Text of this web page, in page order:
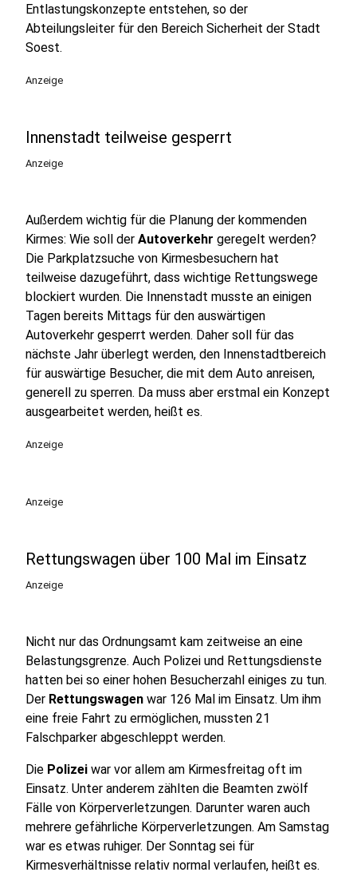
Entlastungskonzepte entstehen, so der
Abteilungsleiter für den Bereich Sicherheit der Stadt
Soest.
Anzeige
Innenstadt teilweise gesperrt
Anzeige
Außerdem wichtig für die Planung der kommenden
Kirmes: Wie soll der Autoverkehr geregelt werden?
Die Parkplatzsuche von Kirmesbesuchern hat
teilweise dazugeführt, dass wichtige Rettungswege
blockiert wurden. Die Innenstadt musste an einigen
Tagen bereits Mittags für den auswärtigen
Autoverkehr gesperrt werden. Daher soll für das
nächste Jahr überlegt werden, den Innenstadtbereich
für auswärtige Besucher, die mit dem Auto anreisen,
generell zu sperren. Da muss aber erstmal ein Konzept
ausgearbeitet werden, heißt es.
Anzeige
Anzeige
Rettungswagen über 100 Mal im Einsatz
Anzeige
Nicht nur das Ordnungsamt kam zeitweise an eine
Belastungsgrenze. Auch Polizei und Rettungsdienste
hatten bei so einer hohen Besucherzahl einiges zu tun.
Der Rettungswagen war 126 Mal im Einsatz. Um ihm
eine freie Fahrt zu ermöglichen, mussten 21
Falschparker abgeschleppt werden.
Die Polizei war vor allem am Kirmesfreitag oft im
Einsatz. Unter anderem zählten die Beamten zwölf
Fälle von Körperverletzungen. Darunter waren auch
mehrere gefährliche Körperverletzungen. Am Samstag
war es etwas ruhiger. Der Sonntag sei für
Kirmesverhältnisse relativ normal verlaufen, heißt es.